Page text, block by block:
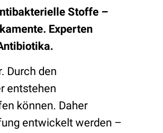
Stoffe –
Experten
Durch den
entstehen
können. Daher
entwickelt werden –